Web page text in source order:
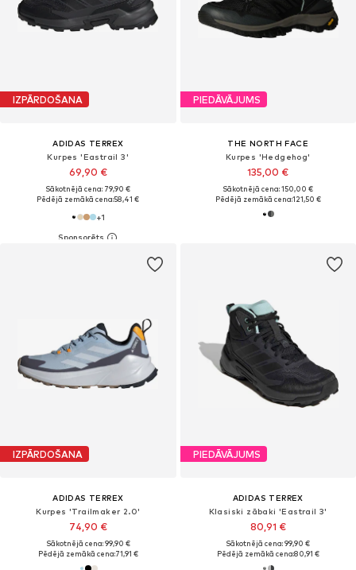
IZPĀRDOŠANA
ADIDAS TERREX
Kurpes 'Eastrail 3'
69,90 €
Sākotnējā cena: 79,90 €
Pēdējā zemākā cena:58,41 €
+1
PIEDĀVĀJUMS
THE NORTH FACE
Kurpes 'Hedgehog'
135,00 €
Sākotnējā cena: 150,00 €
Pēdējā zemākā cena:121,50 €
IZPĀRDOŠANA
ADIDAS TERREX
Kurpes 'Trailmaker 2.0'
74,90 €
Sākotnējā cena: 99,90 €
Pēdējā zemākā cena:71,91 €
PIEDĀVĀJUMS
ADIDAS TERREX
Klasiski zābaki 'Eastrail 3'
80,91 €
Sākotnējā cena: 99,90 €
Pēdējā zemākā cena:80,91 €